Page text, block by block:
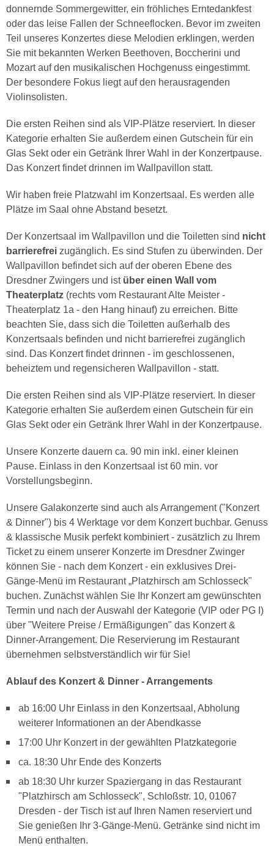
donnernde Sommergewitter, ein fröhliches Erntedankfest
oder das leise Fallen der Schneeflocken. Bevor im zweiten
Teil unseres Konzertes diese Melodien erklingen, werden
Sie mit bekannten Werken Beethoven, Boccherini und
Mozart auf den musikalischen Hochgenuss eingestimmt.
Der besondere Fokus liegt auf den herausragenden
Violinsolisten.
Die ersten Reihen sind als VIP-Plätze reserviert. In dieser
Kategorie erhalten Sie außerdem einen Gutschein für ein
Glas Sekt oder ein Getränk Ihrer Wahl in der Konzertpause.
Das Konzert findet drinnen im Wallpavillon statt.
Wir haben freie Platzwahl im Konzertsaal. Es werden alle
Plätze im Saal ohne Abstand besetzt.
Der Konzertsaal im Wallpavillon und die Toiletten sind nicht
barrierefrei zugänglich. Es sind Stufen zu überwinden. Der
Wallpavillon befindet sich auf der oberen Ebene des
Dresdner Zwingers und ist über einen Wall vom
Theaterplatz (rechts vom Restaurant Alte Meister -
Theaterplatz 1a - den Hang hinauf) zu erreichen. Bitte
beachten Sie, dass sich die Toiletten außerhalb des
Konzertsaals befinden und nicht barrierefrei zugänglich
sind. Das Konzert findet drinnen - im geschlossenen,
beheiztem und regensicheren Wallpavillon - statt.
Die ersten Reihen sind als VIP-Plätze reserviert. In dieser
Kategorie erhalten Sie außerdem einen Gutschein für ein
Glas Sekt oder ein Getränk Ihrer Wahl in der Konzertpause.
Unsere Konzerte dauern ca. 90 min inkl. einer kleinen
Pause. Einlass in den Konzertsaal ist 60 min. vor
Vorstellungsbeginn.
Unsere Galakonzerte sind auch als Arrangement ("Konzert
& Dinner") bis 4 Werktage vor dem Konzert buchbar. Genuss
& klassische Musik perfekt kombiniert - zusätzlich zu Ihrem
Ticket zu einem unserer Konzerte im Dresdner Zwinger
können Sie - nach dem Konzert - ein exklusives Drei-
Gänge-Menü im Restaurant „Platzhirsch am Schlosseck"
buchen. Zunächst wählen Sie Ihr Konzert am gewünschten
Termin und nach der Auswahl der Kategorie (VIP oder PG I)
über "Weitere Preise / Ermäßigungen" das Konzert &
Dinner-Arrangement. Die Reservierung im Restaurant
übernehmen selbstverständlich wir für Sie!
Ablauf des Konzert & Dinner - Arrangements
ab 16:00 Uhr Einlass in den Konzertsaal, Abholung
weiterer Informationen an der Abendkasse
17:00 Uhr Konzert in der gewählten Platzkategorie
ca. 18:30 Uhr Ende des Konzerts
ab 18:30 Uhr kurzer Spaziergang in das Restaurant
"Platzhirsch am Schlosseck", Schloßstr. 10, 01067
Dresden - der Tisch ist auf Ihren Namen reserviert und
Sie genießen Ihr 3-Gänge-Menü. Getränke sind nicht im
Menü enthalten.